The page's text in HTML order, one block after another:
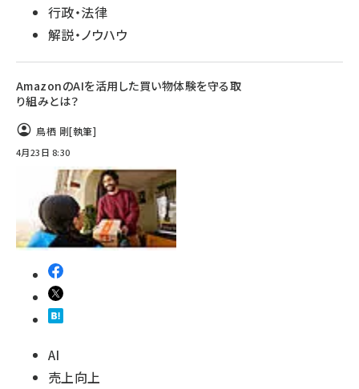
行政・法律
解説・ノウハウ
AmazonのAIを活用した買い物体験を守る取
り組みとは？
鳥栖 剛[執筆]
4月23日 8:30
AI
売上向上